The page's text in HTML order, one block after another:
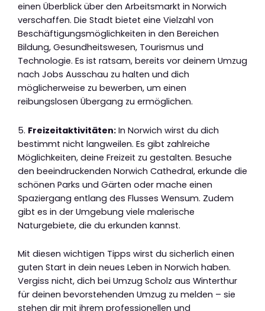
einen Überblick über den Arbeitsmarkt in Norwich
verschaffen. Die Stadt bietet eine Vielzahl von
Beschäftigungsmöglichkeiten in den Bereichen
Bildung, Gesundheitswesen, Tourismus und
Technologie. Es ist ratsam, bereits vor deinem Umzug
nach Jobs Ausschau zu halten und dich
möglicherweise zu bewerben, um einen
reibungslosen Übergang zu ermöglichen.
5. Freizeitaktivitäten: In Norwich wirst du dich
bestimmt nicht langweilen. Es gibt zahlreiche
Möglichkeiten, deine Freizeit zu gestalten. Besuche
den beeindruckenden Norwich Cathedral, erkunde die
schönen Parks und Gärten oder mache einen
Spaziergang entlang des Flusses Wensum. Zudem
gibt es in der Umgebung viele malerische
Naturgebiete, die du erkunden kannst.
Mit diesen wichtigen Tipps wirst du sicherlich einen
guten Start in dein neues Leben in Norwich haben.
Vergiss nicht, dich bei Umzug Scholz aus Winterthur
für deinen bevorstehenden Umzug zu melden – sie
stehen dir mit ihrem professionellen und